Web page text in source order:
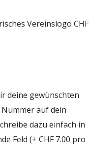
Vereinslogo CHF
deine gewünschten
auf dein
dazu einfach in
Feld (+ CHF 7.00 pro